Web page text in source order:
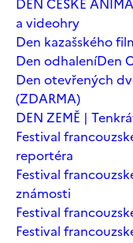
a videohry
Den kazašského
Den odhaleníDen
Den otevřených
(ZDARMA)
DEN ZEMĚ |
Festival
reportéra
Festival
známosti
Festival
Festival